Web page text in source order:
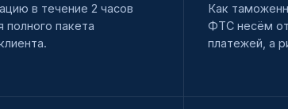
в течение 2 часов
полного пакета
Как
ФТС несём
платежей, а